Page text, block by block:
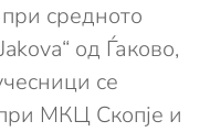
средното
од Ѓаково,
се
МКЦ Скопје и